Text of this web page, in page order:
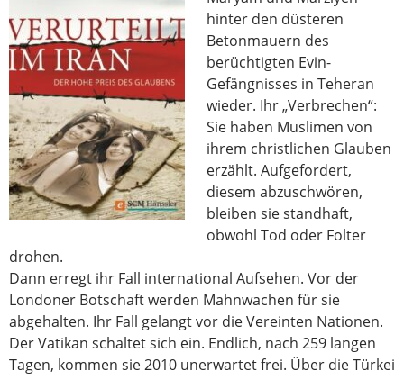
hinter den düsteren
Betonmauern des
berüchtigten Evin-
Gefängnisses in Teheran
wieder. Ihr „Verbrechen“:
Sie haben Muslimen von
ihrem christlichen Glauben
erzählt. Aufgefordert,
diesem abzuschwören,
bleiben sie standhaft,
obwohl Tod oder Folter
drohen.
Dann erregt ihr Fall international Aufsehen. Vor der
Londoner Botschaft werden Mahnwachen für sie
abgehalten. Ihr Fall gelangt vor die Vereinten Nationen.
Der Vatikan schaltet sich ein. Endlich, nach 259 langen
Tagen, kommen sie 2010 unerwartet frei. Über die Türkei